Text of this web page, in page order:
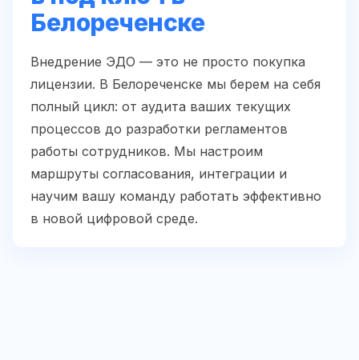
Белореченске
Внедрение ЭДО — это не просто покупка
лицензии. В Белореченске мы берем на себя
полный цикл: от аудита ваших текущих
процессов до разработки регламентов
работы сотрудников. Мы настроим
маршруты согласования, интеграции и
научим вашу команду работать эффективно
в новой цифровой среде.